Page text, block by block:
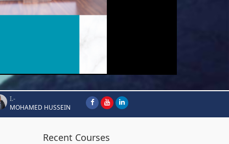
I.-
MOHAMED HUSSEIN
Recent Courses